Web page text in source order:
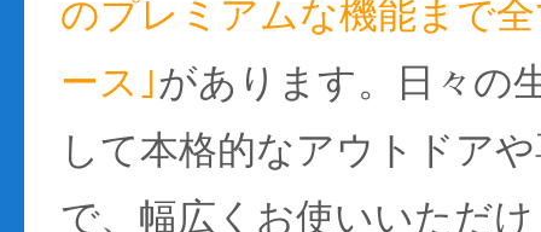
のプレミアムな機能まで
ース｣があります。日々の
して本格的なアウトドア
で、幅広くお使いいただ